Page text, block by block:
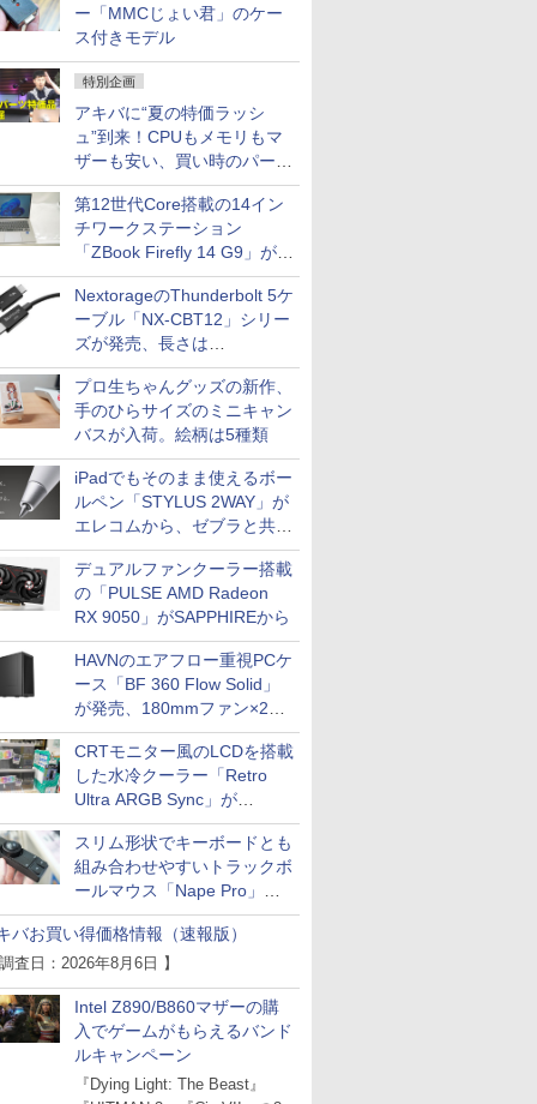
ー「MMCじょい君」のケー
ス付きモデル
特別企画
アキバに“夏の特価ラッシ
ュ”到来！CPUもメモリもマ
ザーも安い、買い時のパーツ
は？【8月7日(金)22時配信】
第12世代Core搭載の14イン
チワークステーション
「ZBook Firefly 14 G9」が
79,800円！秋葉原で中古PC
セール
NextorageのThunderbolt 5ケ
ーブル「NX-CBT12」シリー
ズが発売、長さは
30cm/50cm/1mの3種類
プロ生ちゃんグッズの新作、
手のひらサイズのミニキャン
バスが入荷。絵柄は5種類
iPadでもそのまま使えるボー
ルペン「STYLUS 2WAY」が
エレコムから、ゼブラと共同
開発
デュアルファンクーラー搭載
の「PULSE AMD Radeon
RX 9050」がSAPPHIREから
HAVNのエアフロー重視PCケ
ース「BF 360 Flow Solid」
が発売、180mmファン×2搭
載
CRTモニター風のLCDを搭載
した水冷クーラー「Retro
Ultra ARGB Sync」が
Thermaltakeから
スリム形状でキーボードとも
組み合わせやすいトラックボ
ールマウス「Nape Pro」が
Keychronから
バお買い得価格情報（速報版）
査日：2026年8月6日 】
Intel Z890/B860マザーの購
入でゲームがもらえるバンド
ルキャンペーン
『Dying Light: The Beast』